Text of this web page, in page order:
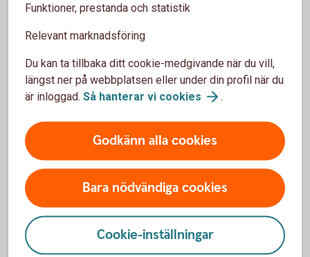
Funktioner, prestanda och statistik
Relevant marknadsföring
Du kan ta tillbaka ditt cookie-medgivande när du vill,
längst ner på webbplatsen eller under din profil när du
är inloggad. Så hanterar vi cookies .
Godkänn alla cookies
Bara nödvändiga cookies
Cookie-inställningar